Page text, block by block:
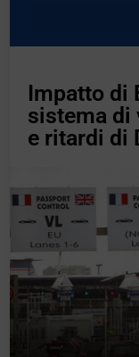
Impatto di
sistema di
e ritardi di